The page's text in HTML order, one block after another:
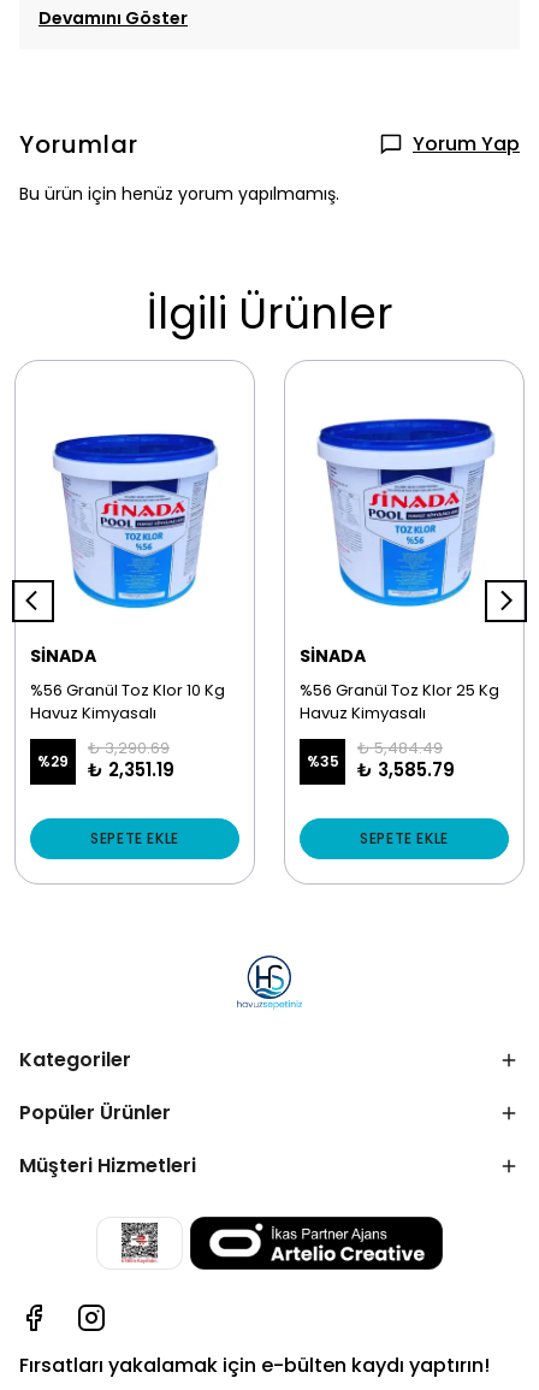
Devamını Göster
Yorumlar Yorum Yap
Bu ürün için henüz yorum yapılmamış.
İlgili Ürünler
SİNADA
%56 Granül Toz Klor 10 Kg
Havuz Kimyasalı
%29
₺ 3,290.69
₺ 2,351.19
SEPETE EKLE
SİNADA
%56 Granül Toz Klor 25 Kg
Havuz Kimyasalı
%35
₺ 5,484.49
₺ 3,585.79
SEPETE EKLE
Kategoriler
Popüler Ürünler
Müşteri Hizmetleri
Fırsatları yakalamak için e-bülten kaydı yaptırın!